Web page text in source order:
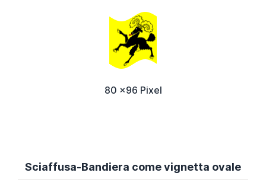
80 x96 Pixel
Sciaffusa-Bandiera come vignetta ovale